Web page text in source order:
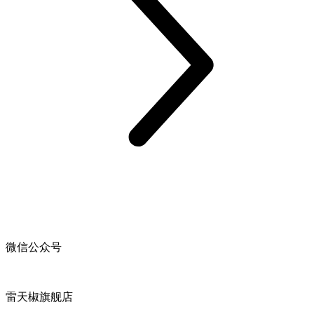
微信公众号
雷天椒旗舰店